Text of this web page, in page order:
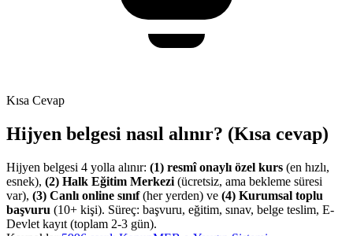
Kısa Cevap
Hijyen belgesi nasıl alınır? (Kısa cevap)
Hijyen belgesi 4 yolla alınır: (1) resmî onaylı özel kurs (en hızlı,
esnek), (2) Halk Eğitim Merkezi (ücretsiz, ama bekleme süresi
var), (3) Canlı online sınıf(her yerden) ve (4) Kurumsal toplu
başvuru (10+ kişi). Süreç: başvuru, eğitim, sınav, belge teslim, E-
Devlet kayıt (toplam 2-3 gün).